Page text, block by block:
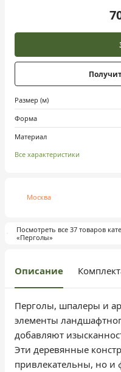
Размер (м)
Форма
Материал
Все характеристики
Москва
Посмотреть все 37 товаров
«Перголы»
Описание
Перголы, шпалеры и
элементы
добавляют
Эти деревянные
привлекательны, но и